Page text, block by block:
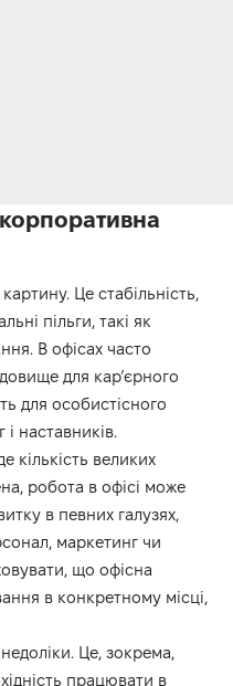
корпоративна
Це стабільність,
пільги, такі як
В офісах часто
для кар’єрного
для особистісного
наставників.
кількість великих
робота в офісі може
в певних галузях,
маркетинг чи
що офісна
в конкретному місці,
Це, зокрема,
працювати в